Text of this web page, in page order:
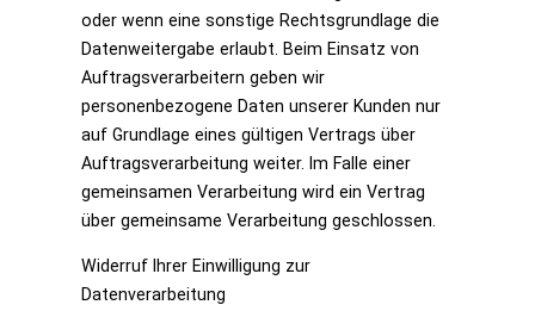
oder wenn eine sonstige Rechtsgrundlage die
Datenweitergabe erlaubt. Beim Einsatz von
Auftragsverarbeitern geben wir
personenbezogene Daten unserer Kunden nur
auf Grundlage eines gültigen Vertrags über
Auftragsverarbeitung weiter. Im Falle einer
gemeinsamen Verarbeitung wird ein Vertrag
über gemeinsame Verarbeitung geschlossen.
Widerruf Ihrer Einwilligung zur
Datenverarbeitung